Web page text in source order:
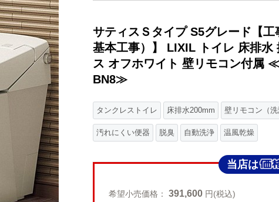
サティスＳタイプ S5グレード【工
基本工事）】 LIXIL トイレ 床排水
ス オフホワイト 壁リモコン付属
BN8≫
タンクレストイレ 床排水200mm 壁リモコン（洗
汚れにくい便器 脱臭 自動洗浄 温風乾燥
当店は
希望小売価格： 391,600 円(税込)